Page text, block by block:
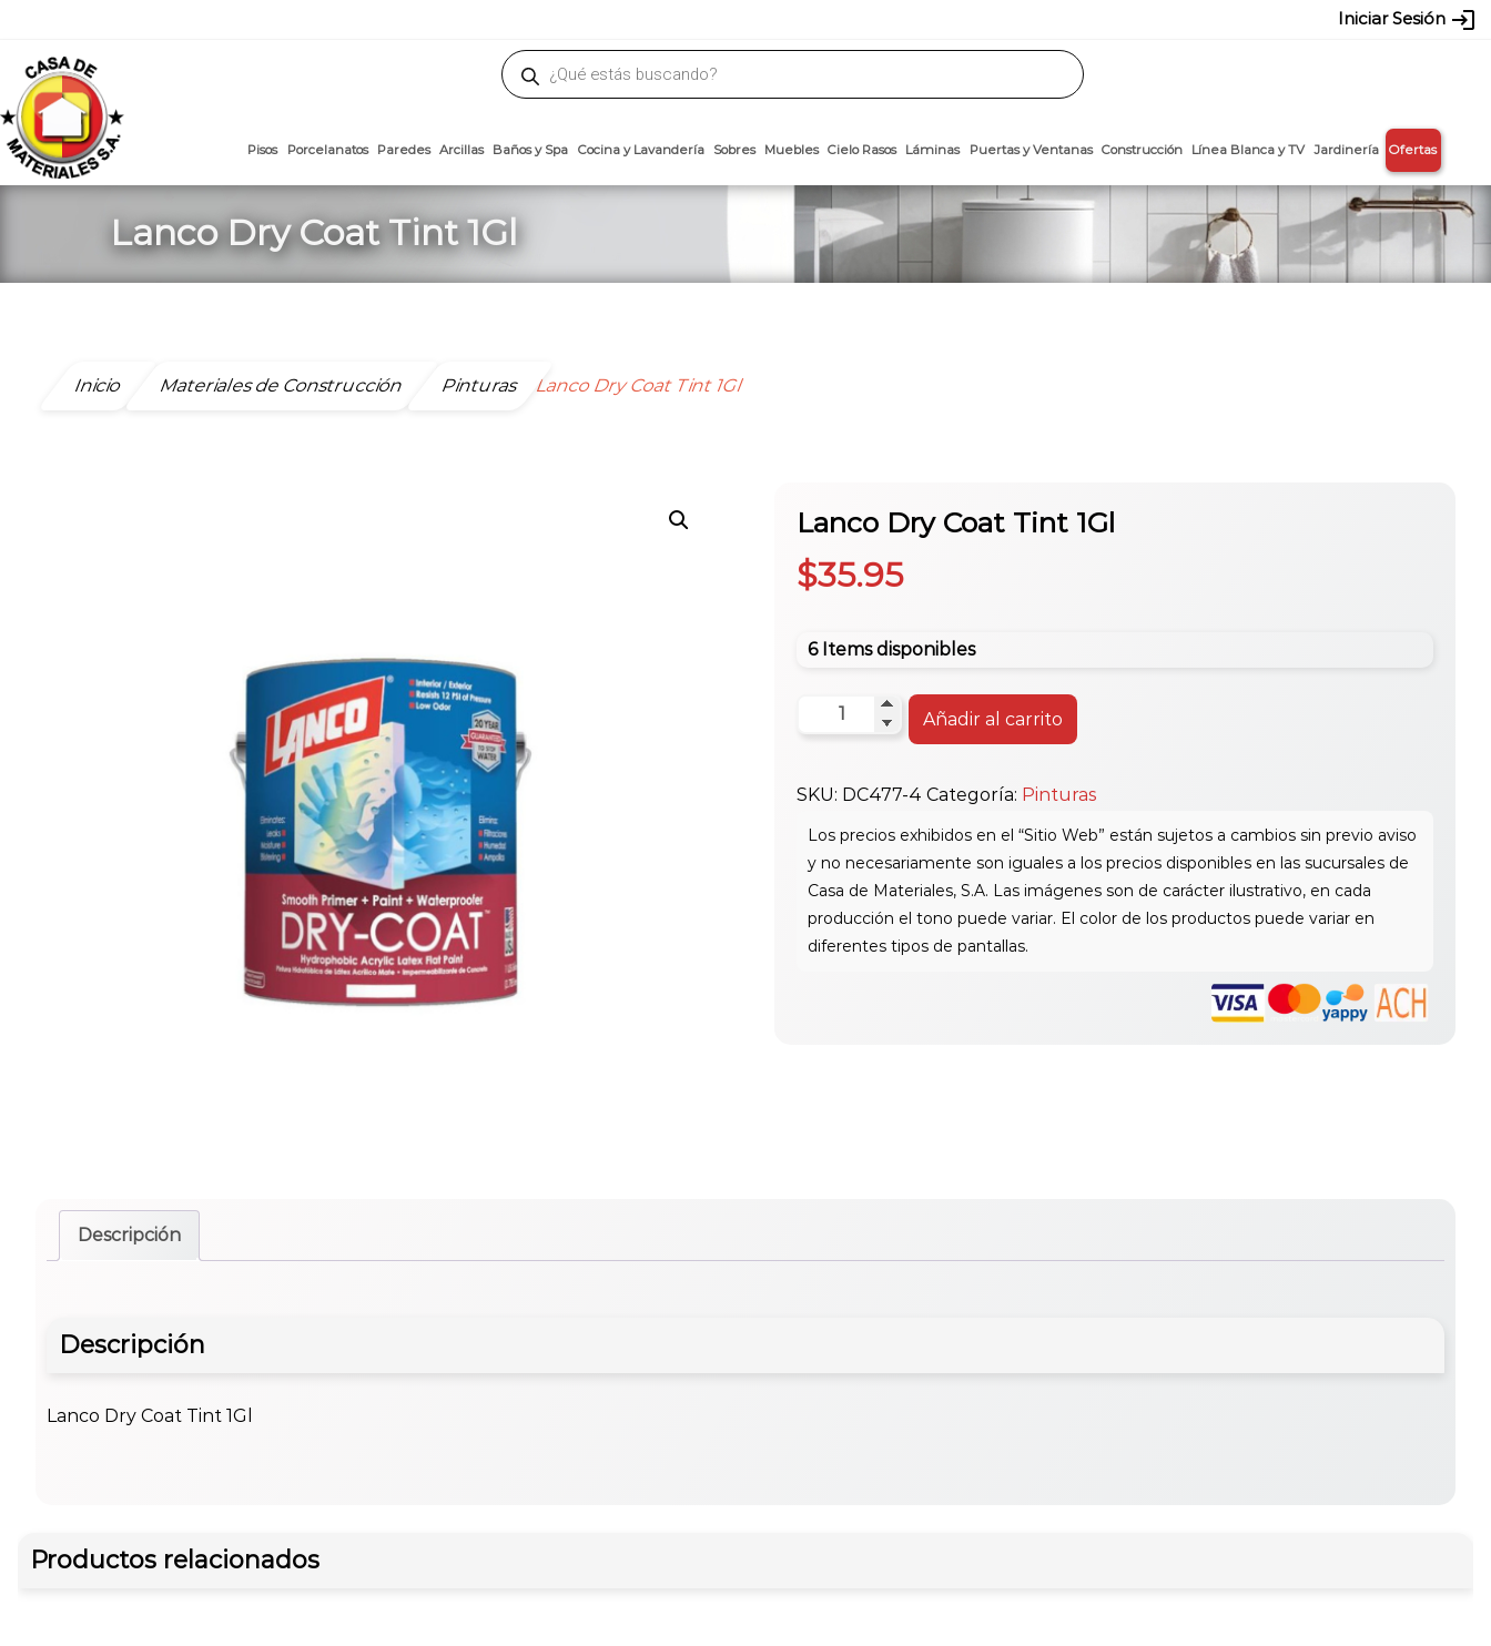
Iniciar Sesión login
de
productos
Línea Blanca y
Lanco Dry Coat Tint 1Gl
Inicio Materiales de Construcción Pinturas Lanco Dry Coat Tint 1Gl
Lanco Dry Coat Tint 1Gl
$35.95
6 Items disponibles
Lanco
Dry
Tint
1Gl
cantidad
Añadir al carrito
SKU: DC477-4 Categoría: Pinturas
Descripción
Descripción
Lanco Dry Coat Tint 1Gl
Productos relacionados